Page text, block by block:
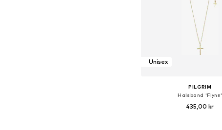
Unisex
PILGRIM
Halsband 'Flynn'
435,00 kr